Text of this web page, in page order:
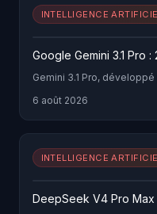
INTELLIGENCE
Google Gemini 3.1 Pro
Gemini 3.1 Pro,
6 août 2026
INTELLIGENCE
DeepSeek V4 Pro Max